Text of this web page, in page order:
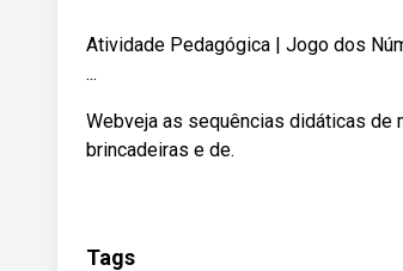
Atividade Pedagógica | Jogo dos
...
Webveja as sequências didáticas de
brincadeiras e de.
Tags